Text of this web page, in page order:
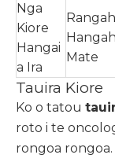
Nga
Kiore
Hangai
a Ira
Mate
Tauira Kiore
Ko o tatou
roto i te
rongoa